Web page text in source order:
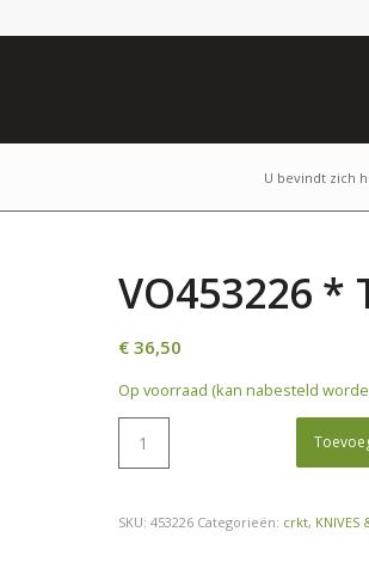
U bevindt zich
VO453226 *
€36,50
Op voorraad (kan nabesteld
SKU: 453226 Categorieën: crkt, KNIVES